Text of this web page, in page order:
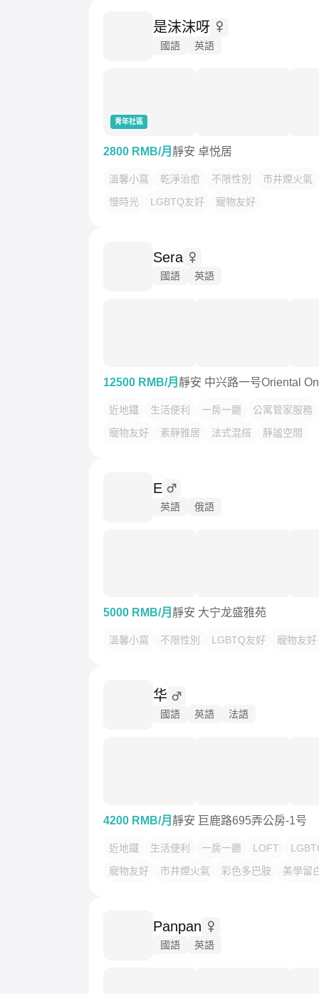
是沫沫呀
國語 英語
青年社區
2800 RMB/月 靜安 卓悦居
溫馨小窩 乾淨治愈 不限性別
市井煙火氣
慢時光
LGBTQ友好 寵物友好
Sera
國語 英語
12500 RMB/月 靜安 中兴路一号Oriental
近地鐵 生活便利 一房一廳
公寓管家服務
寵物友好
素靜雅居 法式混搭 靜謐空間
E
英語 俄語
5000 RMB/月 靜安 大宁龙盛雅苑
溫馨小窩 不限性別 LGBTQ友好 寵物友好
华
國語 英語 法語
4200 RMB/月 靜安 巨鹿路695弄公房-1号
近地鐵 生活便利 一房一廳 LOFT
寵物友好
市井煙火氣 彩色多巴胺 美學留
Panpan
國語 英語